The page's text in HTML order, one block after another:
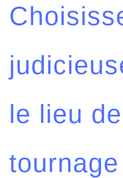
le lieu de
tournage